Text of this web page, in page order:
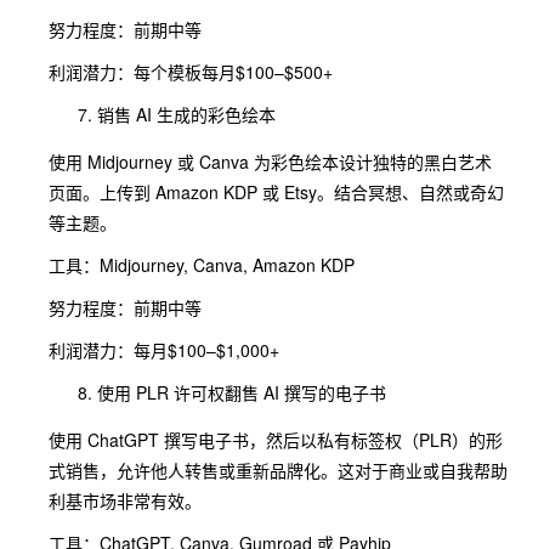
努力程度：前期中等
利润潜力：每个模板每月$100–$500+
销售 AI 生成的彩色绘本
使用 Midjourney 或 Canva 为彩色绘本设计独特的黑白艺术
页面。上传到 Amazon KDP 或 Etsy。结合冥想、自然或奇幻
等主题。
工具：Midjourney, Canva, Amazon KDP
努力程度：前期中等
利润潜力：每月$100–$1,000+
使用 PLR 许可权翻售 AI 撰写的电子书
使用 ChatGPT 撰写电子书，然后以私有标签权（PLR）的形
式销售，允许他人转售或重新品牌化。这对于商业或自我帮助
利基市场非常有效。
工具：ChatGPT, Canva, Gumroad 或 Payhip